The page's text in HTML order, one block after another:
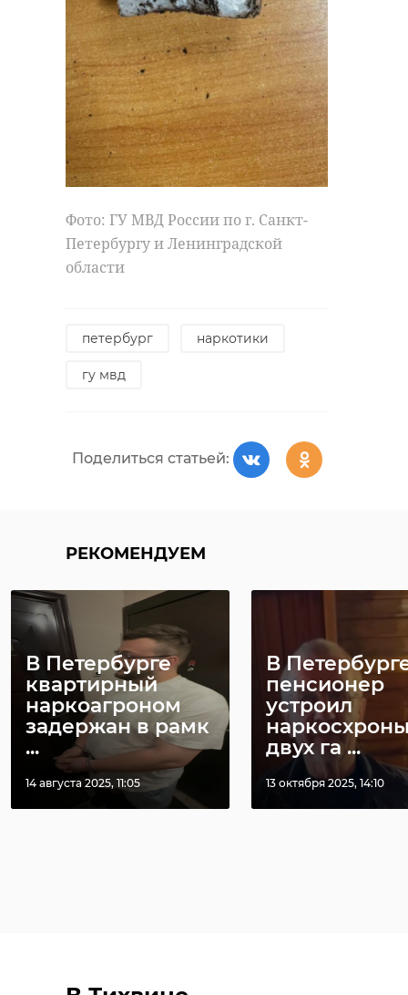
Фото: ГУ МВД России по г. Санкт-
Петербургу и Ленинградской
области
петербург наркотики
гу мвд
Поделиться статьей:
РЕКОМЕНДУЕМ
В Петербурге
квартирный
наркоагроном
задержан в рамк
...
14 августа 2025, 11:05
В
пенсионер
устроил
двух га ...
13 октября 2025, 14:10